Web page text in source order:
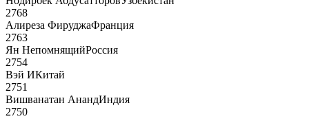
2768
Алиреза ФируджаФранция
2763
Ян НепомнящийРоссия
2754
Вэй ИКитай
2751
Вишванатан АнандИндия
2750